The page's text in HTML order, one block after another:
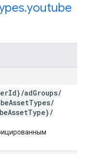
.youtube
Id}/adGroups/
AssetTypes/
AssetType}/